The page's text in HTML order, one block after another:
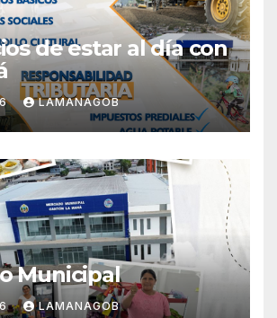
de estar al día con
LAMANAGOB
Municipal
LAMANAGOB